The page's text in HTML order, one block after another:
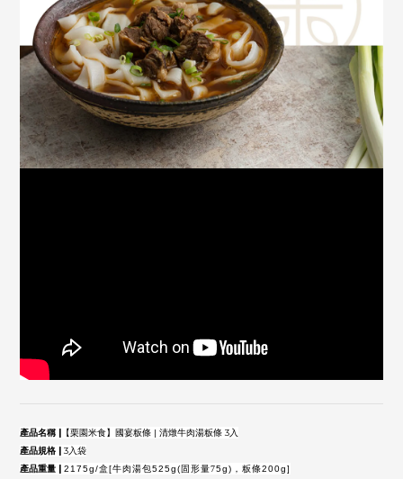
產品名稱 【栗園米食】國宴粄條 | 清燉牛肉湯粄條 3入
產品規格
3入袋
產品重量
2175g/盒[牛肉湯包525g(固形量75g) ，粄條200g]